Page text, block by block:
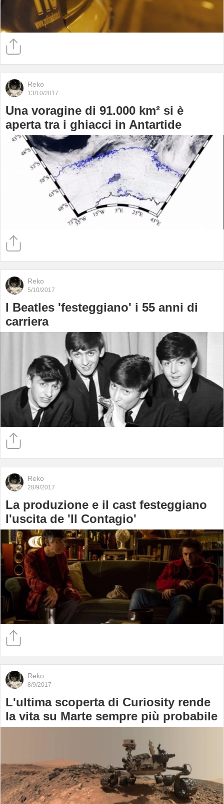
Reko
13/10/2017
Una voragine di 91.000 km² si è
aperta tra i ghiacci in Antartide
Reko
5/10/2017
I Beatles 'festeggiano' i 55 anni di
carriera
Reko
28/9/2017
La produzione e il cast festeggiano
l'uscita de 'Il Contagio'
Reko
8/9/2017
L'ultima scoperta di Curiosity rende
la vita su Marte sempre più probabile